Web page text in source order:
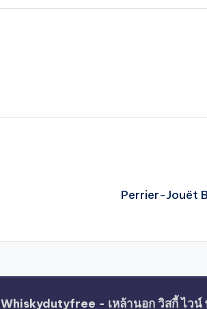
Perrier-Jouët
Whiskydutyfree - เหล้านอก วิสกี้ ไวน์